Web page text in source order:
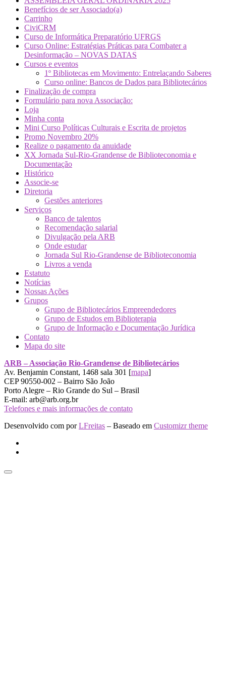
Benefícios de ser Associado(a)
Carrinho
CiviCRM
Curso de Informática Preparatório UFRGS
Curso Online: Estratégias Práticas para Combater a
Desinformação – NOVAS DATAS
Cursos e eventos
1º Bibliotecas em Movimento: Entrelaçando Saberes
Curso online: Bancos de Dados para Bibliotecários
Finalização de compra
Formulário para nova Associação:
Loja
Minha conta
Mini Curso Políticas Culturais e Escrita de projetos
Promo Novembro 20%
Realize o pagamento da anuidade
XX Jornada Sul-Rio-Grandense de Biblioteconomia e
Documentação
Histórico
Associe-se
Diretoria
Gestões anteriores
Serviços
Banco de talentos
Recomendação salarial
Divulgação pela ARB
Onde estudar
Jornada Sul Rio-Grandense de Biblioteconomia
Livros a venda
Estatuto
Notícias
Nossas Ações
Grupos
Grupo de Bibliotecários Empreendedores
Grupo de Estudos em Biblioterapia
Grupo de Informação e Documentação Jurídica
Contato
Mapa do site
ARB – Associação Rio-Grandense de Bibliotecários
Av. Benjamin Constant, 1468 sala 301 [mapa]
CEP 90550-002 – Bairro São João
Porto Alegre – Rio Grande do Sul – Brasil
E-mail: arb@arb.org.br
Telefones e mais informações de contato
Desenvolvido com porLFreitas – Baseado em Customizr theme